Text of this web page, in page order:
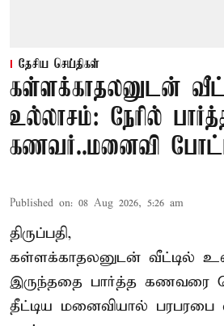
தேசிய செய்திகள்
கள்ளக்காதலனுடன்
உல்லாசம்: நேரில்
கணவர்..மனைவி
Published on: 08 Aug 2026, 5:26 am
திருப்பதி,
கள்ளக்காதலனுடன் வீட்டில்
இருந்ததை பார்த்த கணவரை
தீட்டிய மனைவியால் பரபரபை